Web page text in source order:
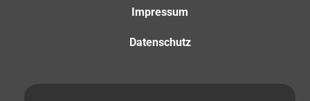
Impressum
Datenschutz